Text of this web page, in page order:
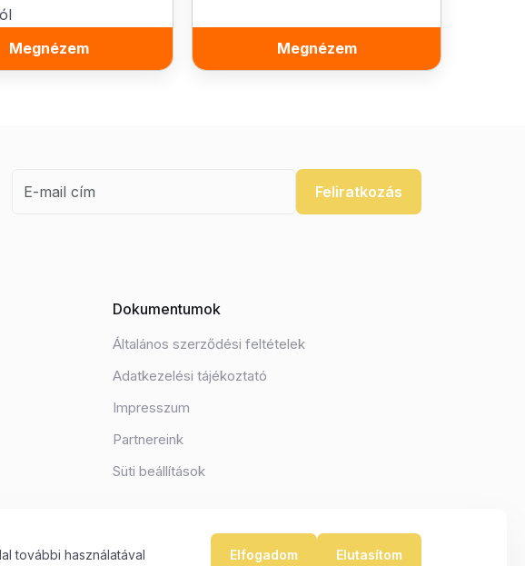
Megnézem
Megnézem
Feliratkozás
Dokumentumok
Általános szerződési feltételek
Adatkezelési tájékoztató
Impresszum
Partnereink
Süti beállítások
további használatával
Elfogadom Elutasítom